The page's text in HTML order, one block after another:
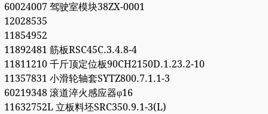
60024007 驾驶室模块38ZX-0001
12028535
11854952
11892481 筋板RSC45C.3.4.8-4
11811210 千斤顶定位板90CH2150D.1.23.2-10
11357831 小滑轮轴套SYTZ800.7.1.1-3
60219348 滚道淬火感应器φ16
11632752L 立板料坯SRC350.9.1-3(L)